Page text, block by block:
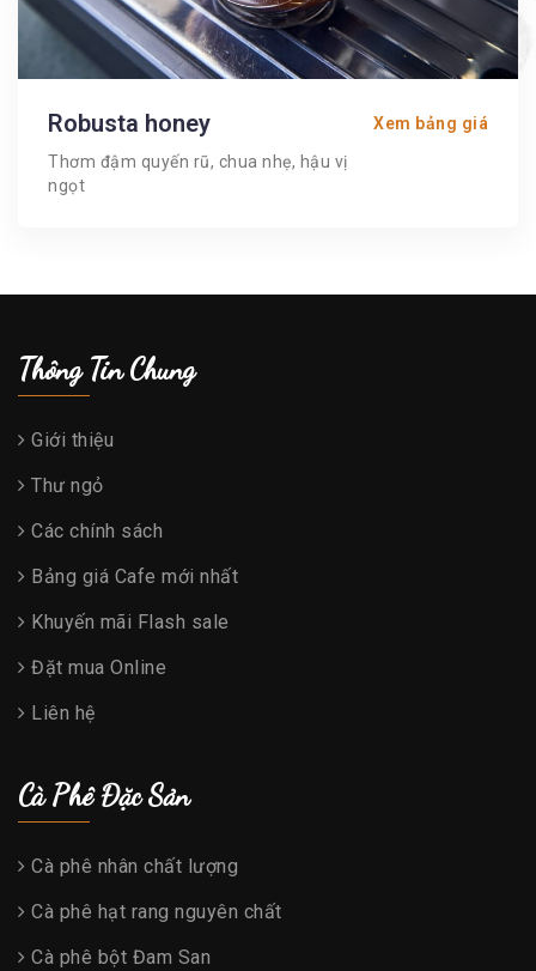
Robusta honey
Thơm đậm quyến rũ, chua nhẹ, hậu vị
ngọt
Xem bảng giá
Thông Tin Chung
Giới thiệu
Thư ngỏ
Các chính sách
Bảng giá Cafe mới nhất
Khuyến mãi Flash sale
Đặt mua Online
Liên hệ
Cà Phê Đặc Sản
Cà phê nhân chất lượng
Cà phê hạt rang nguyên chất
Cà phê bột Đam San